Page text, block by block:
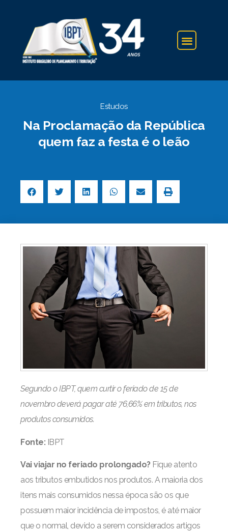
Estudos
Na Proclamação da República
quem faz a festa é o leão
Segundo o IBPT, quem curtir o feriado de 15 de
novembro deverá pagar até 76,66% em tributos, nos
produtos consumidos.
Fonte:IBPT
Vai viajar no feriado prolongado? Fique atento
aos tributos embutidos nos produtos. A maioria dos
itens mais consumidos nessa época são os que
possuem maior incidência de impostos, é até maior
que o normal, devido a serem considerados artigos